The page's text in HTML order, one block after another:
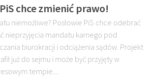
chce zmienić prawo!
niemożliwe? Posłowie PiS chce odebrać
nieprzyjęcia mandatu karnego pod
biurokracji i odciążenia sądów. Projekt
już do sejmu i może być przyjęty w
tempie....